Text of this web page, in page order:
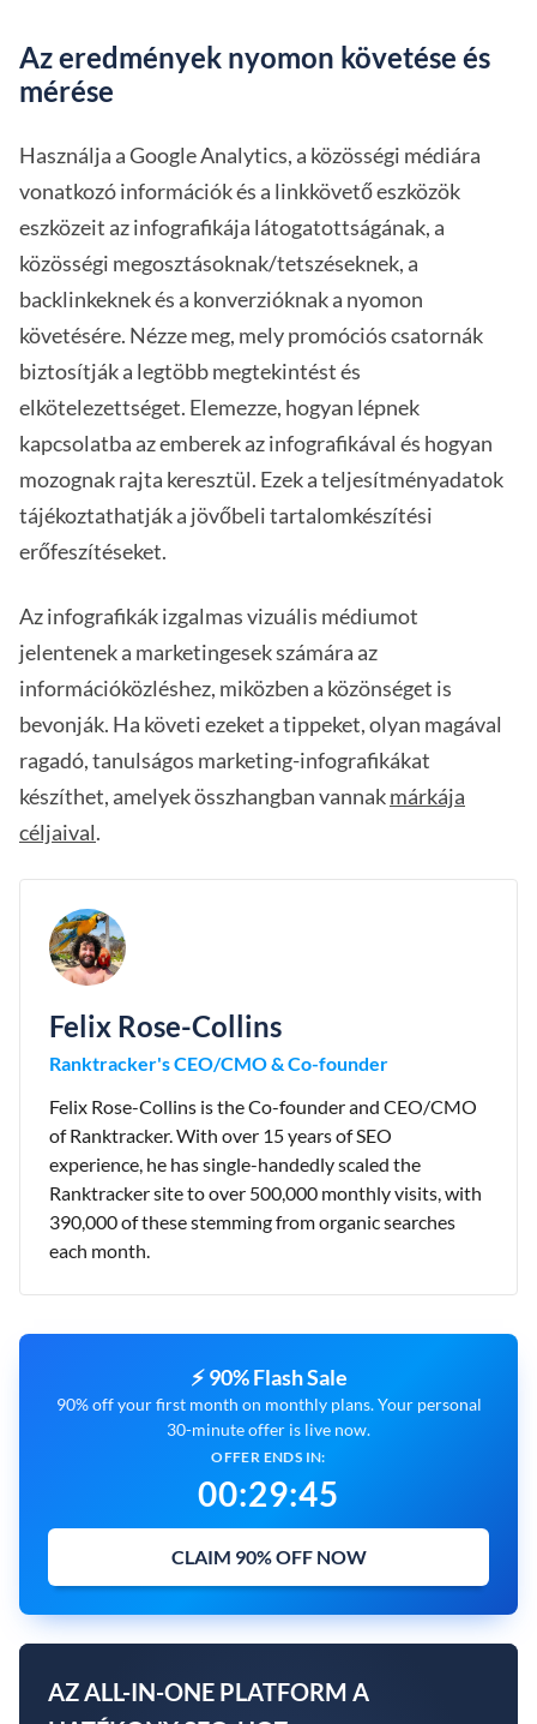
Az eredmények nyomon követése és
mérése
Használja a Google Analytics, a közösségi médiára
vonatkozó információk és a linkkövető eszközök
eszközeit az infografikája látogatottságának, a
közösségi megosztásoknak/tetszéseknek, a
backlinkeknek és a konverzióknak a nyomon
követésére. Nézze meg, mely promóciós csatornák
biztosítják a legtöbb megtekintést és
elkötelezettséget. Elemezze, hogyan lépnek
kapcsolatba az emberek az infografikával és hogyan
mozognak rajta keresztül. Ezek a teljesítményadatok
tájékoztathatják a jövőbeli tartalomkészítési
erőfeszítéseket.
Az infografikák izgalmas vizuális médiumot
jelentenek a marketingesek számára az
információközléshez, miközben a közönséget is
bevonják. Ha követi ezeket a tippeket, olyan magával
ragadó, tanulságos marketing-infografikákat
készíthet, amelyek összhangban vannakmárkája
céljaival.
Felix Rose-Collins
Ranktracker's CEO/CMO & Co-founder
Felix Rose-Collins is the Co-founder and CEO/CMO
of Ranktracker. With over 15 years of SEO
experience, he has single-handedly scaled the
Ranktracker site to over 500,000 monthly visits, with
390,000 of these stemming from organic searches
each month.
⚡ 90% Flash Sale
90% off your first month on monthly plans. Your personal
30-minute offer is live now.
OFFER ENDS IN:
00:29:44
CLAIM 90% OFF NOW
AZ ALL-IN-ONE PLATFORM A